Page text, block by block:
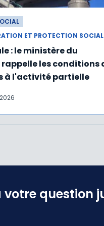
ET PROTECTION
: le ministère du
les conditions
à l'activité partielle
question